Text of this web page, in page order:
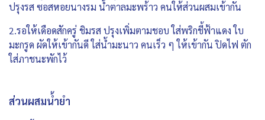
ปรุงรส ซอสหอยนางรม น้ำตาลมะพร้าว คนให้ส่วนผสมเข้ากัน
2.รอให้เดือดสักครู่ ชิมรส ปรุงเพิ่มตามชอบ ใส่พริกชี้ฟ้าแดง ใบ
มะกรูด ผัดให้เข้ากันดี ใส่น้ำมะนาว คนเร็ว ๆ ให้เข้ากัน ปิดไฟ ตัก
ใส่ภาชนะพักไว้
ส่วนผสมน้ำยำ